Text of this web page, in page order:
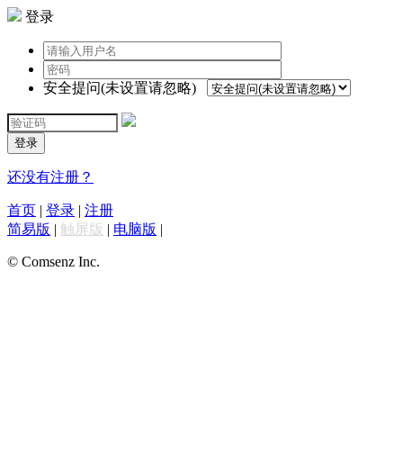
登录
安全提问(未设置请忽略)
登录
还没有注册？
首页 | 登录 | 注册
简易版 | 触屏版 | 电脑版 |
© Comsenz Inc.